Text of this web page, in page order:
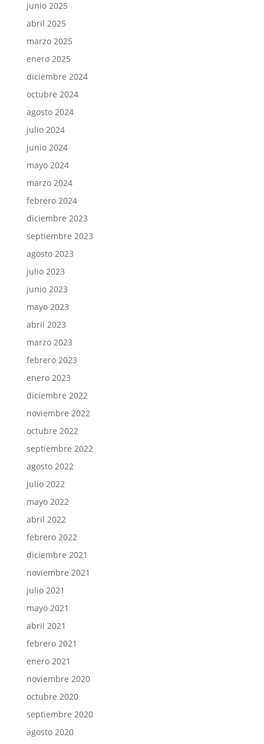
junio 2025
abril 2025
marzo 2025
enero 2025
diciembre 2024
octubre 2024
agosto 2024
julio 2024
junio 2024
mayo 2024
marzo 2024
febrero 2024
diciembre 2023
septiembre 2023
agosto 2023
julio 2023
junio 2023
mayo 2023
abril 2023
marzo 2023
febrero 2023
enero 2023
diciembre 2022
noviembre 2022
octubre 2022
septiembre 2022
agosto 2022
julio 2022
mayo 2022
abril 2022
febrero 2022
diciembre 2021
noviembre 2021
julio 2021
mayo 2021
abril 2021
febrero 2021
enero 2021
noviembre 2020
octubre 2020
septiembre 2020
agosto 2020